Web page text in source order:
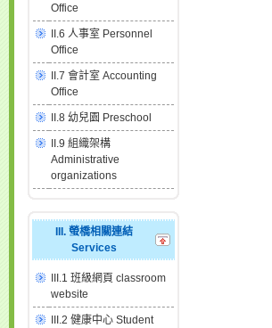
Office
II.6 人事室 Personnel
Office
II.7 會計室 Accounting
Office
II.8 幼兒園 Preschool
II.9 組織架構
Administrative
organizations
III. 螢橋相關連結
Services
III.1 班級網頁 classroom
website
III.2 健康中心 Student